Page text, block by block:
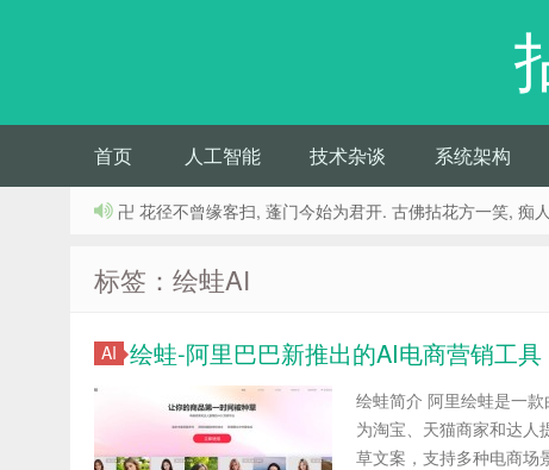
首页 人工智能 技术杂谈 系统架构
卍 花径不曾缘客扫, 蓬门今始为君开. 古佛拈花方一笑, 痴
标签：绘蛙AI
AI 绘蛙-阿里巴巴新推出的AI电商营销工具
绘蛙简介 阿里绘蛙是一
为淘宝、天猫商家和达人
草文案，支持多种电商场